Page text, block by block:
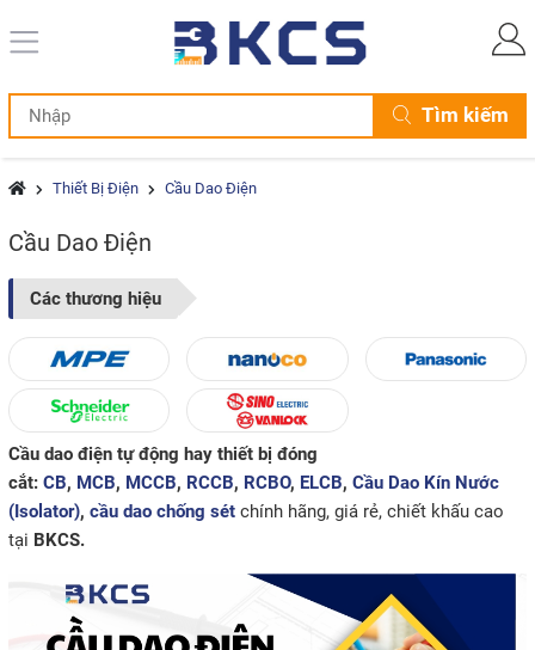
Tìm kiếm
Thiết Bị Điện Cầu Dao Điện
Cầu Dao Điện
Các thương hiệu
Cầu dao điện tự động hay thiết bị đóng
cắt: CB, MCB, MCCB, RCCB, RCBO, ELCB, Cầu Dao Kín Nước
(Isolator), cầu dao chống sét chính hãng, giá rẻ, chiết khấu cao
tại BKCS.